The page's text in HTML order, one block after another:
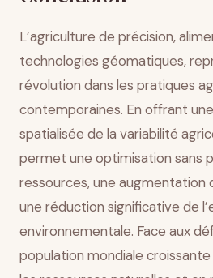
L’agriculture de précision,
technologies géomatiques,
révolution dans les pratiques
contemporaines. En offrant
spatialisée de la variabilité
permet une optimisation sans
ressources, une
une réduction significative de
environnementale. Face aux
population mondiale